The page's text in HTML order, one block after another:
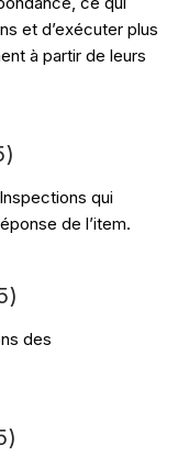
et d’exécuter plus
à partir de leurs
qui
de l’item.
des